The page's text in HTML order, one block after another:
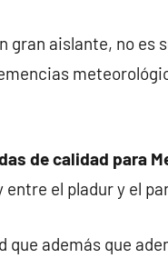
gran aislante, no
de calidad para
el pladur y el
que además que